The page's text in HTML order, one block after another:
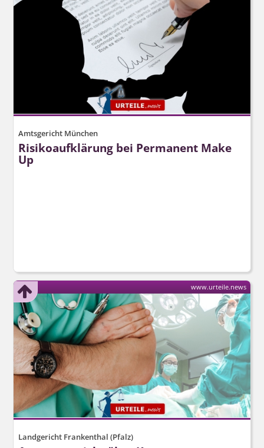
Amtsgericht München
Risikoaufklärung bei Permanent Make
Up
Landgericht Frankenthal (Pfalz)
www.urteile.news